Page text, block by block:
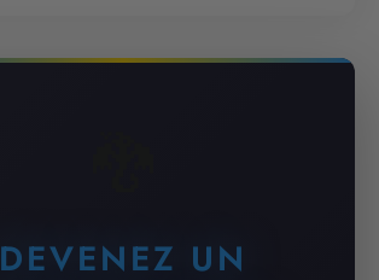
DEVENEZ UN